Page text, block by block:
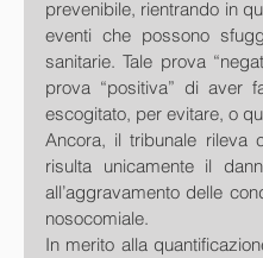
prevenibile, rientrando in
eventi che possono
sanitarie. Tale prova
prova “positiva” di aver
escogitato, per evitare, o
Ancora, il tribunale rileva
risulta unicamente il
all’aggravamento delle
nosocomiale.
In merito alla